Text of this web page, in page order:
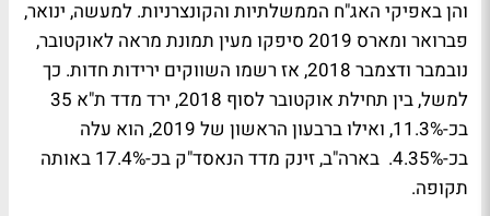
והן באפיקי האג"ח הממשלתיות והקונצרניות. למעשה, ינואר,
פברואר ומארס 2019 סיפקו מעין תמונת מראה לאוקטובר,
נובמבר ודצמבר 2018, אז רשמו השווקים ירידות חדות. כך
למשל, בין תחילת אוקטובר לסוף 2018, ירד מדד ת"א 35
בכ-11.3%, ואילו ברבעון הראשון של 2019, הוא עלה
בכ-4.35%. בארה"ב, זינק מדד הנאסד"ק בכ-17.4% באותה
תקופה.